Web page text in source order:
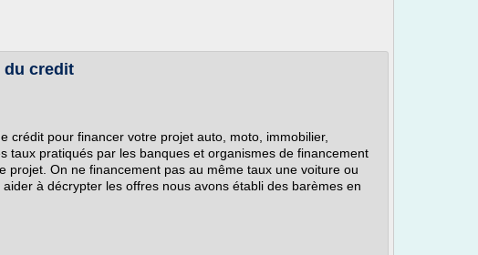
du credit
crédit pour financer votre projet auto, moto, immobilier,
taux pratiqués par les banques et organismes de financement
projet. On ne financement pas au même taux une voiture ou
à décrypter les offres nous avons établi des barèmes en